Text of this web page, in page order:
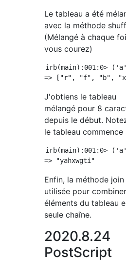
Le tableau a été
avec la méthode
(Mélangé à chaque
vous courez)
irb(main):001:0>
J'obtiens le tableau
mélangé pour 8
depuis le début.
le tableau commence
irb(main):001:0>
Enfin, la méthode
utilisée pour
éléments du tableau
seule chaîne.
2020.8.24
PostScript